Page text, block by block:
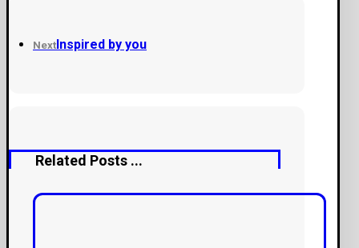
Next Inspired by you
Related Posts ...